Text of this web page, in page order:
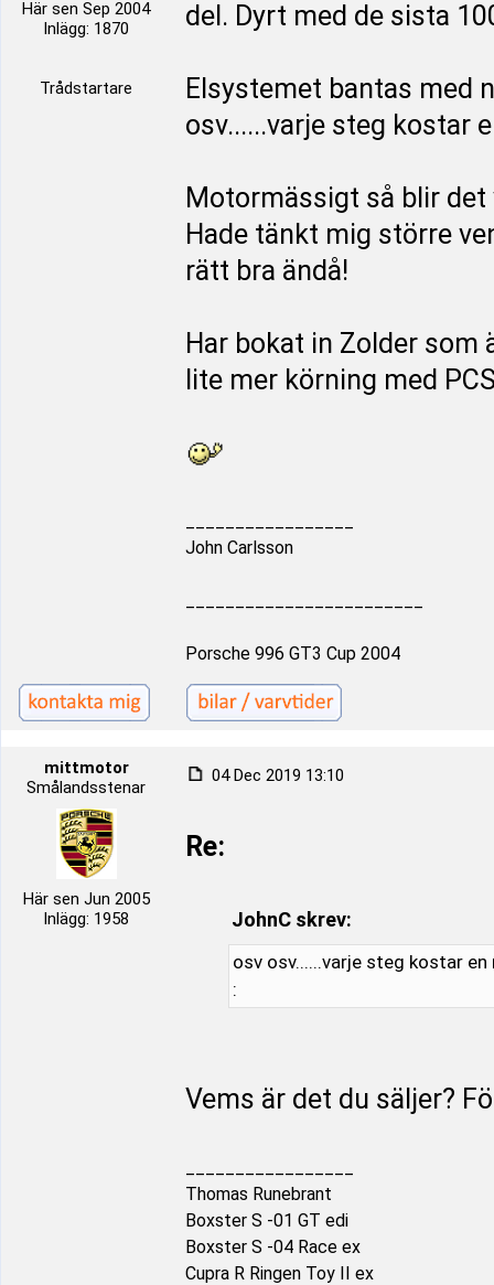
Här sen Sep 2004
Inlägg: 1870
Trådstartare
del. Dyrt med de sista
Elsystemet bantas med
osv......varje steg kostar
Motormässigt så blir
Hade tänkt mig större
rätt bra ändå!
Har bokat in Zolder som
lite mer körning med
John Carlsson
Porsche 996 GT3 Cup 2004
mittmotor
Smålandsstenar
Här sen Jun 2005
Inlägg: 1958
04 Dec 2019 13:10
Re:
JohnC skrev:
osv osv......varje steg kostar en
:
Vems är det du säljer?
Thomas Runebrant
Boxster S -01 GT edi
Boxster S -04 Race ex
Cupra R Ringen Toy II ex